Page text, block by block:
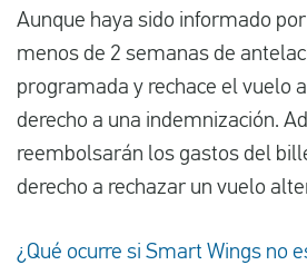
Aunque haya sido informado
menos de 2 semanas de
programada y rechace el vuelo
derecho a una indemnización.
reembolsarán los gastos del
derecho a rechazar un vuelo
¿Qué ocurre si Smart Wings no